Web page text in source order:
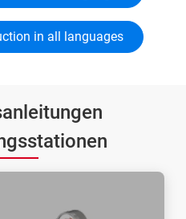
in all languages